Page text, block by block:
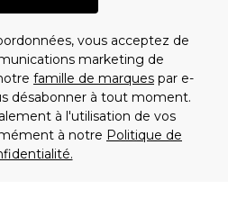
vous acceptez de
marketing de
famille de marques par e-
désabonner à tout moment.
à l'utilisation de vos
à notre Politique de